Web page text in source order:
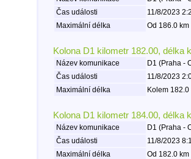
Čas události
11/8/2023
Maximální délka
Od 186.0
Kolona D1 kilometr 182.00, délka
Název komunikace
D1 (Praha -
Čas události
11/8/2023
Maximální délka
Kolem
Kolona D1 kilometr 184.00, délka
Název komunikace
D1 (Praha -
Čas události
11/8/2023
Maximální délka
Od 182.0